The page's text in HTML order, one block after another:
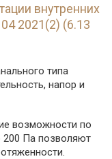
внутренних
2021(2) (6.13
типа
напор и
возможности по
200 Па позволяют